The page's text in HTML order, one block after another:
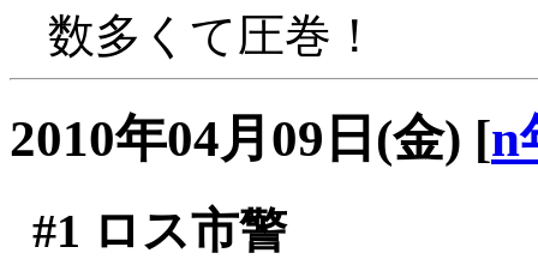
数多くて圧巻！
2010年04月09日(金) [n
#1 ロス市警